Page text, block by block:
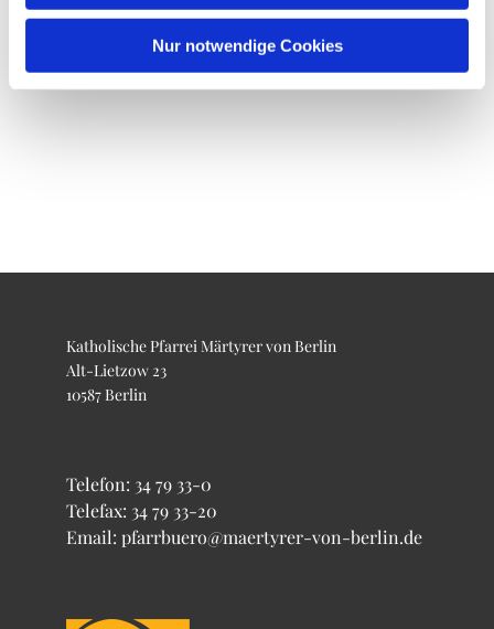
Nur notwendige Cookies
Katholische Pfarrei Märtyrer von Berlin
Alt-Lietzow 23
10587 Berlin
Telefon: 34 79 33-0
Telefax: 34 79 33-20
Email: pfarrbuero@maertyrer-von-berlin.de